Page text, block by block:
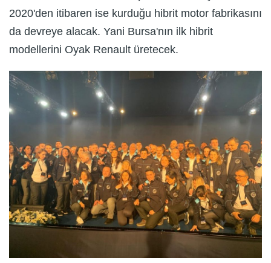
2020'den itibaren ise kurduğu hibrit motor fabrikasını
da devreye alacak. Yani Bursa'nın ilk hibrit
modellerini Oyak Renault üretecek.